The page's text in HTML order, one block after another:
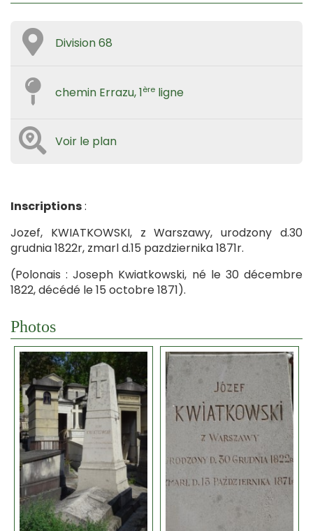
Division 68
chemin Errazu, 1ère ligne
Voir le plan
Inscriptions:
Jozef, KWIATKOWSKI, z Warszawy, urodzony d.30
grudnia 1822r, zmarl d.15 pazdziernika 1871r.
(Polonais : Joseph Kwiatkowski, né le 30 décembre
1822, décédé le 15 octobre 1871).
Photos